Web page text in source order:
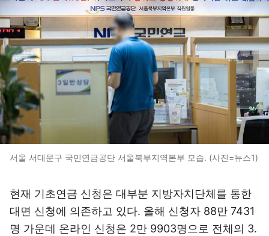
서울 서대문구 국민연금공단 서울북부지역본부 모습. (사진=뉴스1)
현재 기초연금 신청은 대부분 지방자치단체를 통한
대면 신청에 의존하고 있다. 올해 신청자 88만 7431
명 가운데 온라인 신청은 2만 9903명으로 전체의 3.